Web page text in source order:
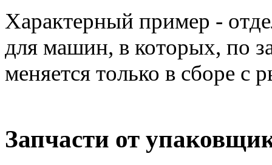
Характерный пример -
для машин, в которых, по
меняется только в сборе с
Запчасти от